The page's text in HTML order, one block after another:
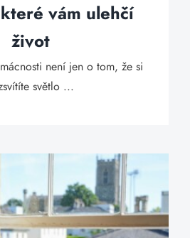
vám ulehčí
život
není jen o tom, že si
světlo ...